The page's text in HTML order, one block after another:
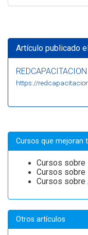
Artículo publicado
REDCAPACITACION
https://
Cursos que mejoran
Cursos sobre
Cursos sobre
Cursos sobre
Otros artículos